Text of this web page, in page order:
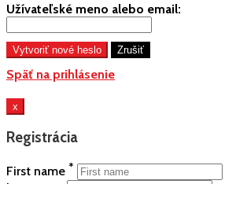
Užívateľské meno alebo email:
Späť na prihlásenie
x
Registrácia
First name *
Last name